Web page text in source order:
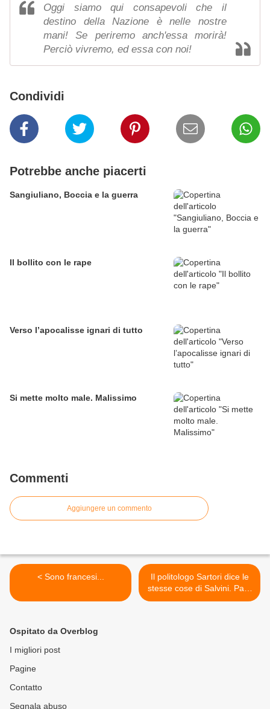
Oggi siamo qui consapevoli che il
destino della Nazione è nelle nostre
mani! Se periremo anch'essa morirà!
Perciò vivremo, ed essa con noi!
Condividi
Potrebbe anche piacerti
Sangiuliano, Boccia e la guerra
Il bollito con le rape
Verso l’apocalisse ignari di tutto
Si mette molto male. Malissimo
Commenti
Aggiungere un commento
< Sono francesi...
Il politologo Sartori dice le
stesse cose di Salvini. Pari,
pari >
Ospitato da Overblog
I migliori post
Pagine
Contatto
Segnala abuso